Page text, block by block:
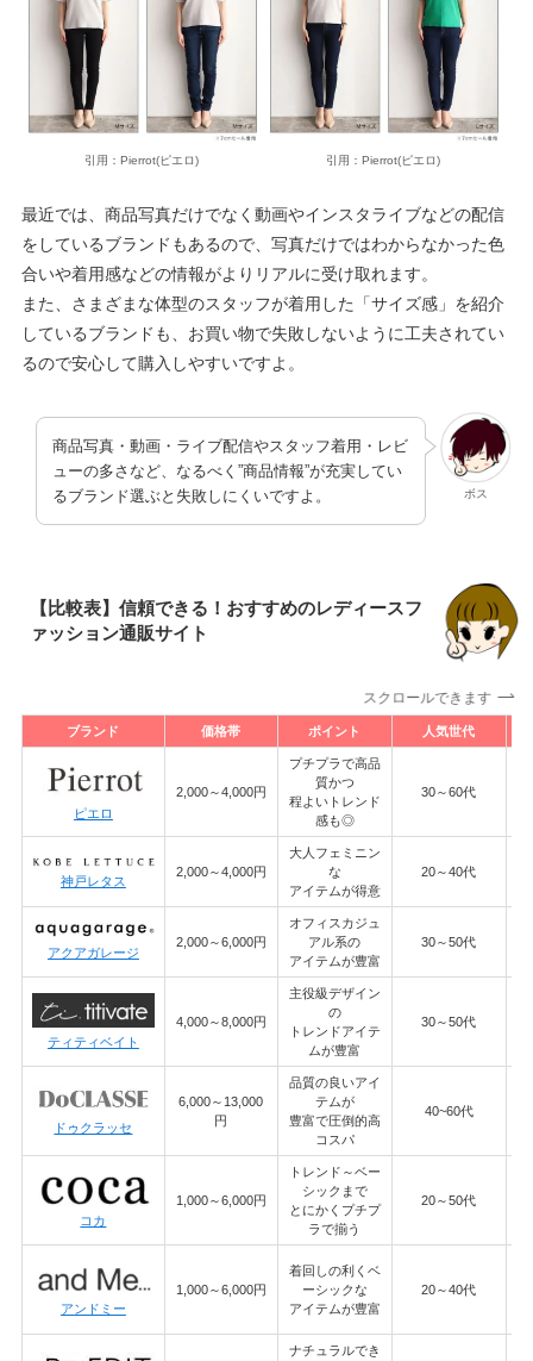
引用：Pierrot(ピエロ) 引用：Pierrot(ピエロ)
最近では、商品写真だけでなく動画やインスタライブなどの配信
をしているブランドもあるので、写真だけではわからなかった色
合いや着用感などの情報がよりリアルに受け取れます。
また、さまざまな体型のスタッフが着用した「サイズ感」を紹介
しているブランドも、お買い物で失敗しないように工夫されてい
るので安心して購入しやすいですよ。
ボス
商品写真・動画・ライブ配信やスタッフ着用・レビ
ューの多さなど、なるべく”商品情報”が充実してい
るブランド選ぶと失敗しにくいですよ。
【比較表】信頼できる！おすすめのレディースフ
ァッション通販サイト
スクロールできます
ブランド 価格帯 ポイント 人気世代
ピエロ
2,000～4,000円
プチプラで高品
質かつ
程よいトレンド
感も◎
30～60代
神戸レタス
2,000～4,000円
大人フェミニン
な
アイテムが得意
20～40代
アクアガレージ
2,000～6,000円
オフィスカジュ
アル系の
アイテムが豊富
30～50代
ティティベイト
4,000～8,000円
主役級デザイン
の
トレンドアイテ
ムが豊富
30～50代
ドゥクラッセ
6,000～13,000
円
品質の良いアイ
テムが
豊富で圧倒的高
コスパ
40~60代
コカ
1,000～6,000円
トレンド～ベー
シックまで
とにかくプチプ
ラで揃う
20～50代
アンドミー
1,000～6,000円
着回しの利くベ
ーシックな
アイテムが豊富
20～40代
ナチュラルでき